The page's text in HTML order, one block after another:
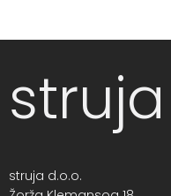
struja
struja d.o.o.